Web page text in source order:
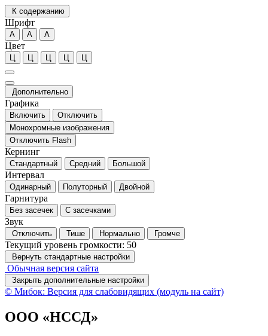
К содержанию
Шрифт
А А А
Цвет
Ц Ц Ц Ц Ц
Дополнительно
Графика
Включить
Отключить
Монохромные изображения
Отключить Flash
Кернинг
Стандартный Средний Большой
Интервал
Одинарный Полуторный Двойной
Гарнитура
Без засечек С засечками
Звук
Отключить Тише Нормально Громче
Текущий уровень громкости: 50
Вернуть стандартные настройки
Обычная версия сайта
Закрыть дополнительные настройки
© Мибок: Версия для слабовидящих (модуль на сайт)
ООО «НССД»